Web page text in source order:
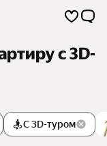
c 3D-
С 3D-туром